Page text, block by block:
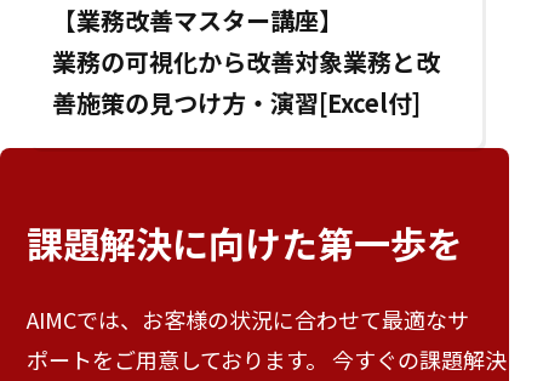
【業務改善マスター講座】
業務の可視化から改善対象業務と改
善施策の見つけ方・演習[Excel付]
課題解決に向けた第一歩を
AIMCでは、お客様の状況に合わせて最適なサ
ポートをご用意しております。 今すぐの課題解決